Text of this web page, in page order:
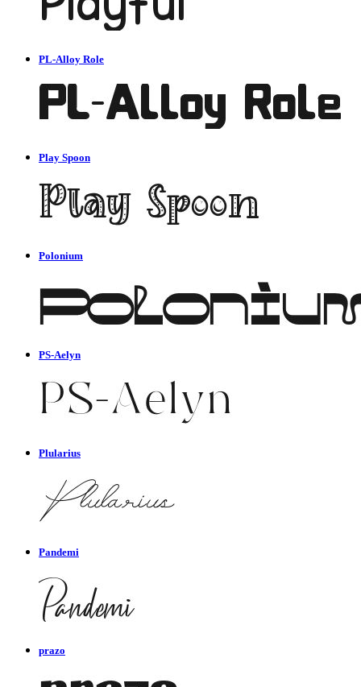
PL-Alloy Role
Play Spoon
Polonium
PS-Aelyn
Plularius
Pandemi
prazo